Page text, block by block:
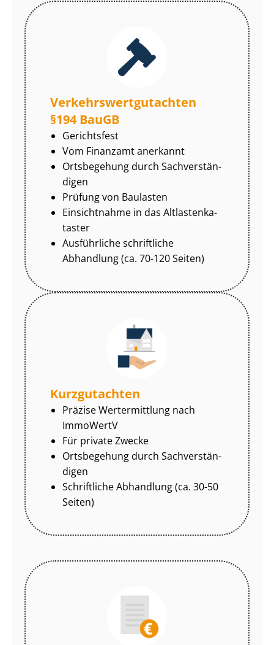
Ver­kehrs­wert­gut­ach­ten
§194 BauGB
Gerichtsfest
Vom Finanzamt anerkannt
Ortsbegehung durch Sach­ver­stän­
di­gen
Prüfung von Baulasten
Einsichtnahme in das Alt­las­ten­ka­
tas­ter
Ausführliche schriftliche
Abhandlung (ca. 70-120 Seiten)
Kurzgutachten
Präzise Wertermittlung nach
ImmoWertV
Für private Zwecke
Ortsbegehung durch Sach­ver­stän­
di­gen
Schriftliche Abhandlung (ca. 30-50
Seiten)